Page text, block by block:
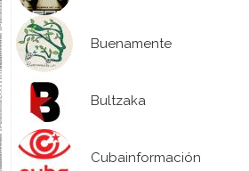
Buenamente
Bultzaka
Cubainformación